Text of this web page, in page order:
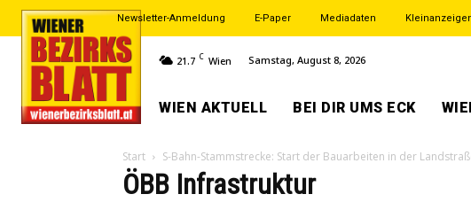
Newsletter-Anmeldung E-Paper Mediadaten
21.7 C Wien Samstag, August 8, 2026
WIEN AKTUELL BEI DIR UMS ECK
Start S-Bahn-Stammstrecke: Start der Bauarbeiten in der
ÖBB Infrastruktur